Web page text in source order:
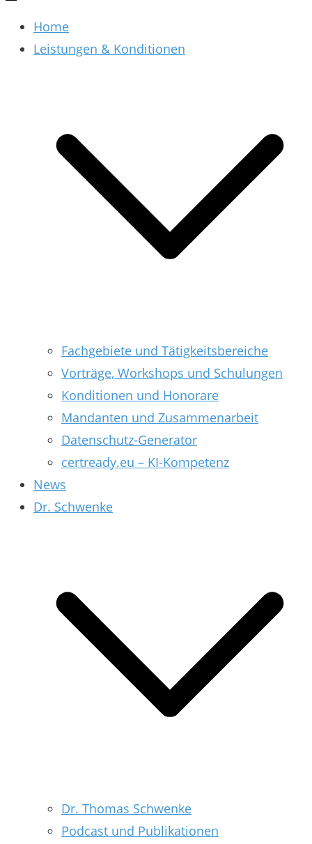
Home
Leistungen & Konditionen
Fachgebiete und Tätigkeitsbereiche
Vorträge, Workshops und Schulungen
Konditionen und Honorare
Mandanten und Zusammenarbeit
Datenschutz-Generator
certready.eu – KI-Kompetenz
News
Dr. Schwenke
Dr. Thomas Schwenke
Podcast und Publikationen